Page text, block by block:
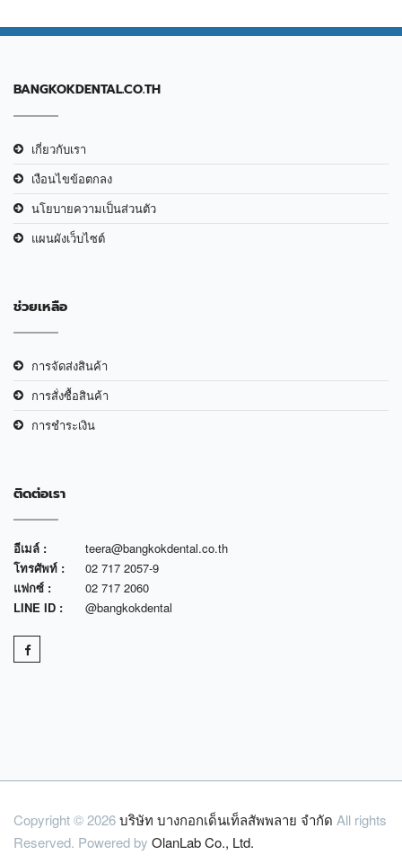
BANGKOKDENTAL.CO.TH
เกี่ยวกับเรา
เงือนไขข้อตกลง
นโยบายความเป็นส่วนตัว
แผนผังเว็บไซต์
ช่วยเหลือ
การจัดส่งสินค้า
การสั่งซื้อสินค้า
การชำระเงิน
ติดต่อเรา
อีเมล์ :
teera@bangkokdental.co.th
โทรศัพท์ :
02 717 2057-9
แฟกซ์ :
02 717 2060
LINE ID :
@bangkokdental
Copyright © 2026บริษัท บางกอกเด็นเท็ลสัพพลาย จำกัด All rights
Reserved. Powered by OlanLab Co., Ltd.